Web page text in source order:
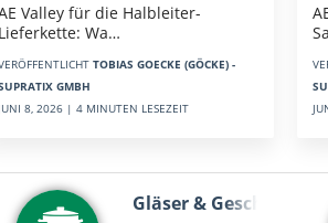
Valley für die Halbleiter-
Lieferkette: Wa…
TOBIAS GOECKE (GÖCKE) -
GMBH
JUNI 8, 2026 | 4 MINUTEN LESEZEIT
Gläser & Geschi…